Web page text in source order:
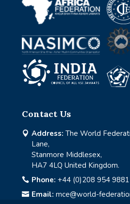
Contact Us
 Address: The World
Lane,
Stanmore Middlesex,
HA7 4LQ United Kingdom.
 Phone: +44 (0)208 954 9881
 Email: mce@world-